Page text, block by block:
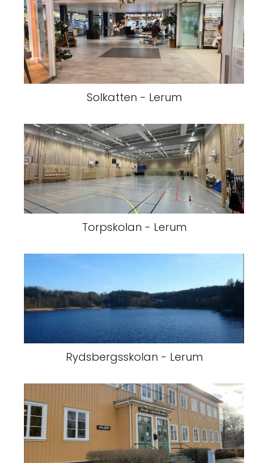
Solkatten - Lerum
Torpskolan - Lerum
Rydsbergsskolan - Lerum